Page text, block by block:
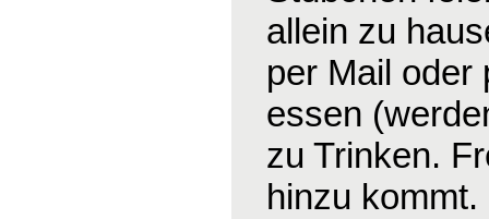
allein zu
per Mail oder
essen
zu Trinken.
hinzu kommt.